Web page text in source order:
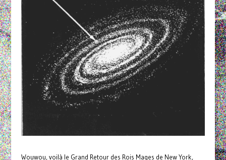
Wouwou, voilà le Grand Retour des Rois Mages de New York,